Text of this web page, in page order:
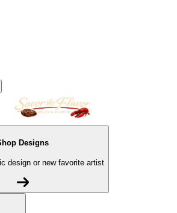
Designs
design or new favorite artist